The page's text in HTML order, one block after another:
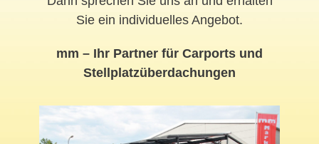
Sie ein individuelles Angebot.
mm – Ihr Partner für Carports und
Stellplatzüberdachungen